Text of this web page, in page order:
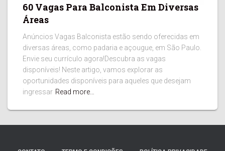
60 Vagas Para Balconista Em Diversas
Áreas
Anúncios Vagas Balconista estão sendo oferecidas em
diversas áreas, como padaria e açougue, em São Paulo.
Envie seu currículo agora!Descubra as vagas
disponíveis! Neste artigo, vamos explorar as
oportunidades disponíveis para aqueles que desejam
ingressar Read more…